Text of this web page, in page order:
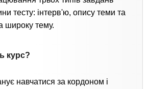
тесту: інтерв'ю, опису теми та
широку тему.
курс?
навчатися за кордоном і